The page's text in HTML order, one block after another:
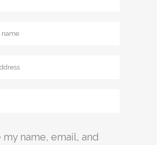
my name, email, and